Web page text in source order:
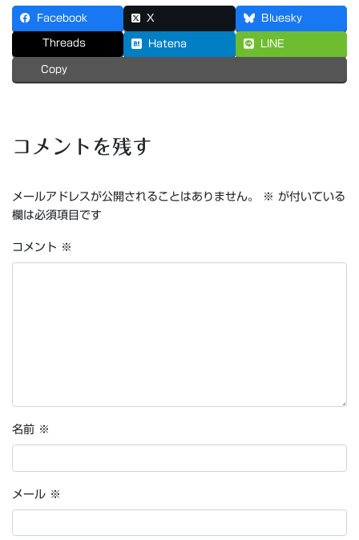
Facebook X Bluesky
Threads Hatena LINE
Copy
コメントを残す
メールアドレスが公開されることはありません。 ※ が付いている
欄は必須項目です
コメント ※
名前 ※
メール ※